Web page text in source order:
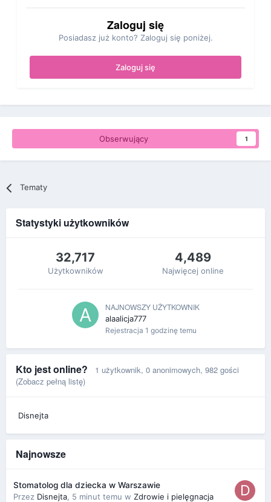
Zaloguj się
Posiadasz już konto? Zaloguj się poniżej.
Zaloguj się
Obserwujący 1
Tematy
Statystyki użytkowników
32,717
Użytkowników
4,489
Najwięcej online
NAJNOWSZY UŻYTKOWNIK
alaalicja777
Rejestracja 1 godzinę temu
Kto jest online? 1 użytkownik, 0 anonimowych, 982 gości
(Zobacz pełną listę)
Disnejta
Najnowsze
Stomatolog dla dziecka w Warszawie
Przez Disnejta, 5 minut temu w Zdrowie i pielęgnacja